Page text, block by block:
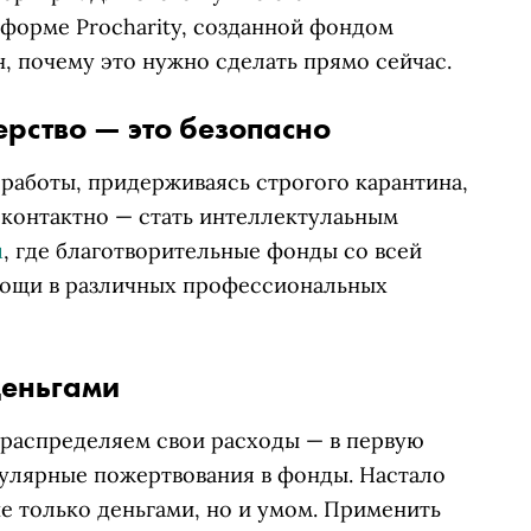
Procharity, созданной фондом
это нужно сделать прямо сейчас.
— это безопасно
придерживаясь строгого карантина,
— стать интеллектулаьным
, где благотворительные фонды со всей
в различных профессиональных
свои расходы — в первую
пожертвования в фонды. Настало
только деньгами, но и умом. Применить